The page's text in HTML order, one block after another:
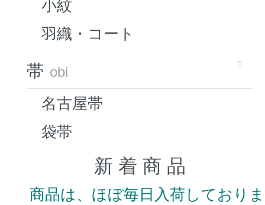
小紋
羽織・コート
帯 obi
名古屋帯
袋帯
新 着 商 品
商品は、ほぼ毎日入荷しており